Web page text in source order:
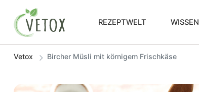
REZEPTWELT WISSEN
Vetox Bircher Müsli mit körnigem Frischkäse